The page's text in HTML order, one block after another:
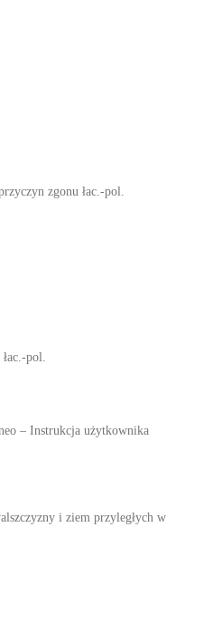
zgonu łac.-pol.
pol.
– Instrukcja użytkownika
i ziem przyległych w